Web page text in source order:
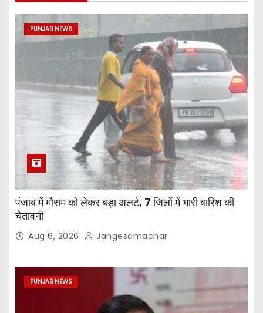
PUNJAB NEWS
पंजाब में मौसम को लेकर बड़ा अलर्ट, 7 जिलों में भारी बारिश की
चेतावनी
Aug 6, 2026 Jangesamachar
PUNJAB NEWS